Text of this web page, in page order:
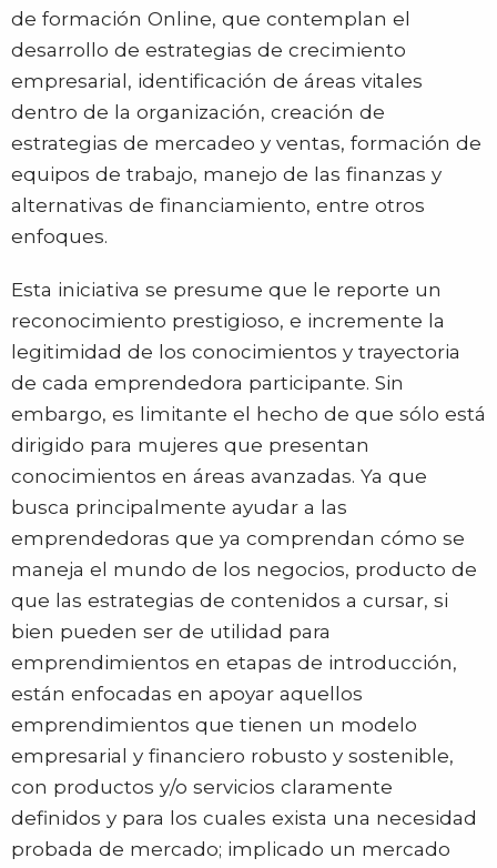
de formación Online, que contemplan el
desarrollo de estrategias de crecimiento
empresarial, identificación de áreas vitales
dentro de la organización, creación de
estrategias de mercadeo y ventas, formación de
equipos de trabajo, manejo de las finanzas y
alternativas de financiamiento, entre otros
enfoques.
Esta iniciativa se presume que le reporte un
reconocimiento prestigioso, e incremente la
legitimidad de los conocimientos y trayectoria
de cada emprendedora participante. Sin
embargo, es limitante el hecho de que sólo está
dirigido para mujeres que presentan
conocimientos en áreas avanzadas. Ya que
busca principalmente ayudar a las
emprendedoras que ya comprendan cómo se
maneja el mundo de los negocios, producto de
que las estrategias de contenidos a cursar, si
bien pueden ser de utilidad para
emprendimientos en etapas de introducción,
están enfocadas en apoyar aquellos
emprendimientos que tienen un modelo
empresarial y financiero robusto y sostenible,
con productos y/o servicios claramente
definidos y para los cuales exista una necesidad
probada de mercado; implicado un mercado